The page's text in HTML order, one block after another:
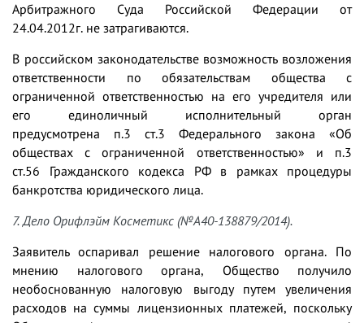
Арбитражного Суда Российской Федерации от
24.04.2012г. не затрагиваются.
В российском законодательстве возможность возложения
ответственности по обязательствам общества с
ограниченной ответственностью на его учредителя или
его единоличный исполнительный орган
предусмотрена п.3 ст.3 Федерального закона «Об
обществах с ограниченной ответственностью» и п.3
ст.56 Гражданского кодекса РФ в рамках процедуры
банкротства юридического лица.
7. Дело Орифлэйм Косметикс (№А40-138879/2014).
Заявитель оспаривал решение налогового органа. По
мнению налогового органа, Общество получило
необоснованную налоговую выгоду путем увеличения
расходов на суммы лицензионных платежей, поскольку